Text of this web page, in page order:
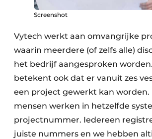
Screenshot
Vytech werkt aan omvangrijke
waarin meerdere (of zelfs alle)
het bedrijf aangesproken worden.
betekent ook dat er vanuit zes
een project gewerkt kan worden.
mensen werken in hetzelfde
projectnummer. Iedereen
juiste nummers en we hebben